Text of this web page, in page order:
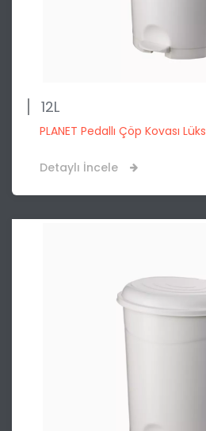
12L
PLANET Pedallı Çöp Kovası Lüks
Detaylı İncele